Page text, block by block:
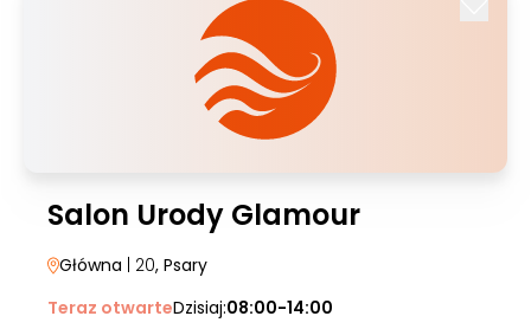
Salon Urody Glamour
Główna | 20, Psary
Teraz otwarteDzisiaj:08:00-14:00